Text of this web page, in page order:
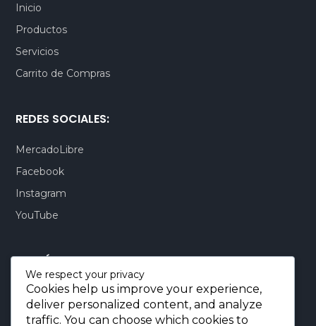
Inicio
Productos
Servicios
Carrito de Compras
REDES SOCIALES:
MercadoLibre
Facebook
Instagram
YouTube
CONTÁCTENOS:
Quito-Ecuador:+593 99 803 7777
Llamadas: +593 99 803 7777
We respect your privacy
Cookies help us improve your experience,
deliver personalized content, and analyze
traffic. You can choose which cookies to